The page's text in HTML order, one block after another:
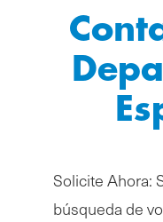
Solicite Ahora:
búsqueda de